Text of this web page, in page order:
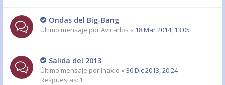
Ondas del Big-Bang
Último mensaje porAvicarlos « 18 Mar 2014, 13:05
Salida del 2013
Último mensaje por Inaxio « 30 Dic 2013, 20:24
Respuestas: 1